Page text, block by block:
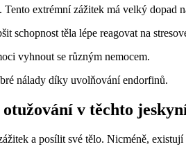
Tento extrémní zážitek má velký dopad
schopnost těla lépe reagovat na
vyhnout se různým nemocem.
nálady díky uvolňování endorfinů.
v těchto
a posílit své tělo. Nicméně,